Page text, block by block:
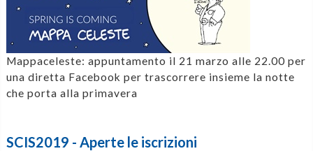
Mappaceleste: appuntamento il 21 marzo alle 22.00 per
una diretta Facebook per trascorrere insieme la notte
che porta alla primavera
SCIS2019 - Aperte le iscrizioni